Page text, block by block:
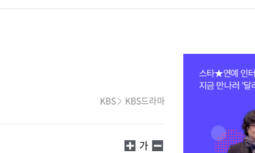
KBS KBS드라마
가